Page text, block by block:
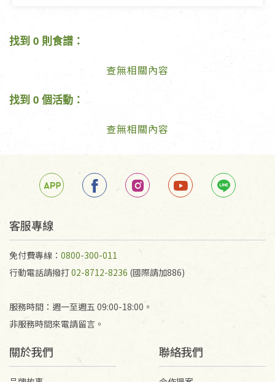
找到 0 則食譜：
查無相關內容
找到 0 個活動：
查無相關內容
客服專線
免付費專線： 0800-300-011
行動電話請撥打02-8712-8236 (國際請加886)
服務時間：週一至週五 09:00-18:00。
非服務時間來電請留言。
關於我們 聯絡我們